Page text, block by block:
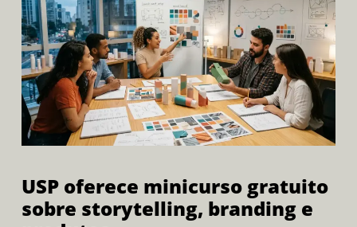
USP oferece minicurso gratuito
sobre storytelling, branding e